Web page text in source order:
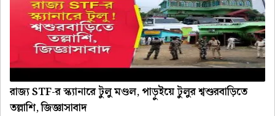
রাজ্য STF-র স্ক্যানারে টুলু মণ্ডল, পাড়ুইয়ে টুলুর শ্বশুরবাড়িতে
তল্লাশি, জিজ্ঞাসাবাদ